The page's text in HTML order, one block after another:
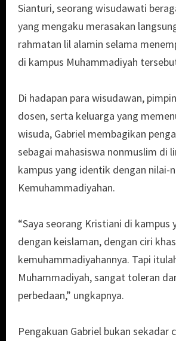
Sianturi, seorang wisudawati
yang mengaku merasakan
rahmatan lil alamin selama
di kampus Muhammadiyah
Di hadapan para wisudawan,
dosen, serta keluarga yang
wisuda, Gabriel membagikan
sebagai mahasiswa nonmuslim di
kampus yang identik dengan nilai-
Kemuhammadiyahan.
“Saya seorang Kristiani di kampus
dengan keislaman, dengan ciri khas
kemuhammadiyahannya. Tapi
Muhammadiyah, sangat toleran
perbedaan,” ungkapnya.
Pengakuan Gabriel bukan sekadar